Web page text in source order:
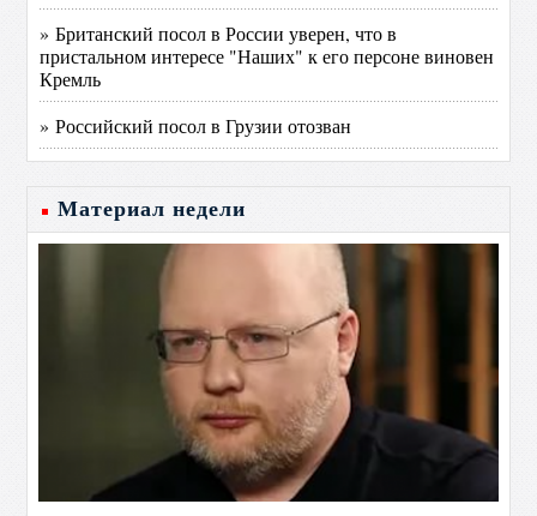
» Британский посол в России уверен, что в
пристальном интересе "Наших" к его персоне виновен
Кремль
» Российский посол в Грузии отозван
Материал недели